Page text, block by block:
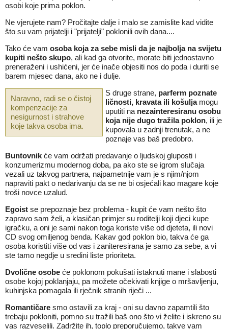
osobi koje prima poklon.
Ne vjerujete nam? Pročitajte dalje i malo se zamislite kad vidite
što su vam prijatelji i "prijatelji" poklonili ovih dana....
Tako će vam osoba koja za sebe misli da je najbolja na svijetu
kupiti nešto skupo, ali kad ga otvorite, morate biti jednostavno
preneraženi i ushićeni, jer će inače objesiti nos do poda i duriti se
barem mjesec dana, ako ne i dulje.
Naravno, radi se o čistoj
kompenzacije za
nesigurnost i strahove
koje takva osoba ima.
S druge strane, parferm poznate
ličnosti, kravata ili košuljamogu
uputiti na nezainteresiranu osobu
koja nije dugo tražila poklon, ili je
kupovala u zadnji trenutak, a ne
poznaje vas baš predobro.
Buntovnik će vam održati predavanje o ljudskoj gluposti i
konzumerizmu modernog doba, pa ako ste se igrom slučaja
vezali uz takvog partnera, najpametnije vam je s njim/njom
napraviti pakt o nedarivanju da se ne bi osjećali kao magare koje
troši novce uzalud.
Egoist se prepoznaje bez problema - kupit će vam nešto što
zapravo sam želi, a klasičan primjer su roditelji koji djeci kupe
igračku, a oni je sami nakon toga koriste više od djeteta, ili novi
CD svog omiljenog benda. Kakav god poklon bio, takva će ga
osoba koristiti više od vas i zaniteresirana je samo za sebe, a vi
ste tamo negdje u sredini liste prioriteta.
Dvolične osobe će poklonom pokušati istaknuti mane i slabosti
osobe kojoj poklanjaju, pa možete očekivati knjige o mršavljenju,
kuhinjska pomagala ili rječnik stranih riječi ...
Romantičare smo ostavili za kraj - oni su davno zapamtili što
trebaju pokloniti, pomno su tražili baš ono što vi želite i iskreno su
vas razveselili. Zadržite ih, toplo preporučujemo, takve vam